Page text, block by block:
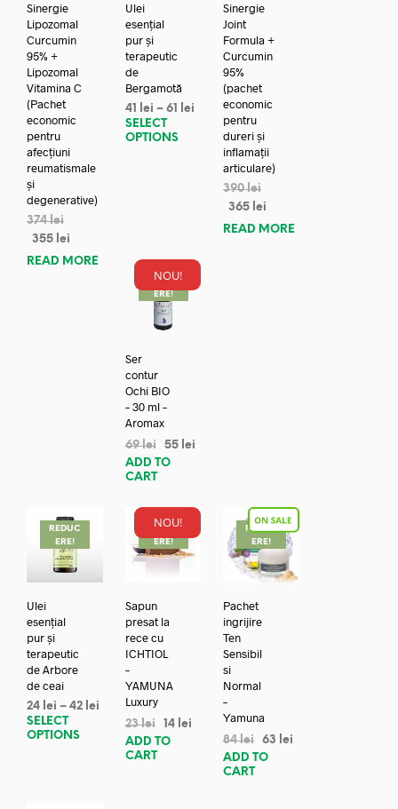
Sinergie
Lipozomal
Curcumin
95% +
Lipozomal
Vitamina C
(Pachet
economic
pentru
afecțiuni
reumatismale
și
degenerative)
374lei
355 lei
READ MORE
Ulei
esențial
pur și
terapeutic
de
Bergamotă
41 lei – 61
lei
SELECT
OPTIONS
Sinergie
Joint
Formula +
Curcumin
95%
(pachet
economic
pentru
dureri și
inflamații
articulare)
390lei
365 lei
READ MORE
NOU!
REDUC
ERE!
Ser
contur
Ochi BIO
– 30 ml –
Aromax
69lei 55 lei
ADD TO
CART
REDUC
ERE!
Ulei
esențial
pur și
terapeutic
de Arbore
de ceai
24 lei – 42 lei
SELECT
OPTIONS
NOU!
REDUC
ERE!
Sapun
presat la
rece cu
ICHTIOL
–
YAMUNA
Luxury
23lei 14 lei
ADD TO
CART
REDUC
ERE!
Pachet
ingrijire
Ten
Sensibil
si
Normal
–
Yamuna
84lei 63
lei
ADD TO
CART